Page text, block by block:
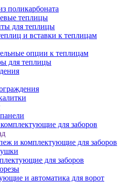
поликарбоната
теплицы
для теплицы
и вставки к теплицам
опции к теплицам
для теплицы
для заборов
и комплектующие для заборов
для заборов
и автоматика для ворот